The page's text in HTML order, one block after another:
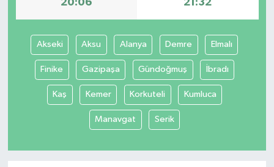
20:06 21:32
Akseki Aksu Alanya Demre Elmalı
Finike Gazipaşa Gündoğmuş İbradı
Kaş Kemer Korkuteli Kumluca
Manavgat Serik